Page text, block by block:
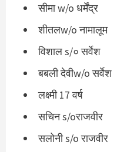
सीमा w/o धर्मेंद्र
शीतलw/o नामालूम
विशाल s/० सर्वेश
बबली देवीw/o सर्वेश
लक्ष्मी 17 वर्ष
सचिन s/oराजवीर
सलोनी s/o राजवीर